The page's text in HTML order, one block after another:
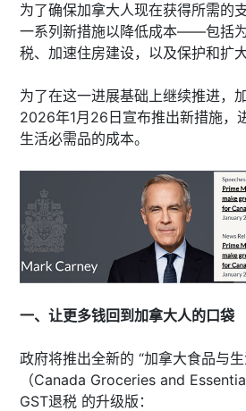
为了确保加拿大人现在获得所需的
一系列新措施以降低成本——包括
税、加速住房建设，以及保护和扩
为了在这一进展基础上继续推进，
2026年1月26日宣布推出新措施，
生活必需品的成本。
一、让更多钱回到加拿大人的口袋
政府将推出全新的 “加拿大食品与
（Canada Groceries and
GST退税 的升级版：